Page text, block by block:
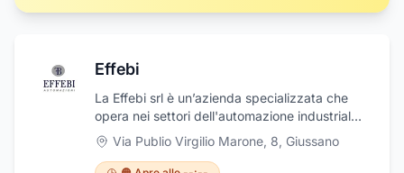
Effebi
La Effebi srl è un’azienda specializzata che
opera nei settori dell'automazione industriale,
cablaggi elettrici e quadri elettrici. Grazie
all’esperienza e alla professionalità acquisite
negli anni di attività, offre alla propria clientela
Via Publio Virgilio Marone, 8, Giussano